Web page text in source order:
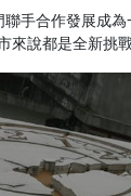
手合作發展成
來說都是全新挑戰